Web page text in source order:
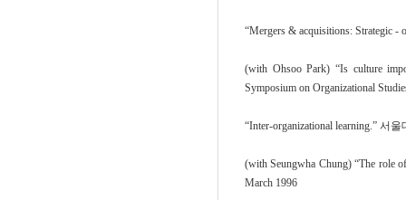
“Mergers & acquisitions: Strategic
(with Ohsoo Park) “Is culture
Symposium on Organizational
“Inter-organizational learning.” 서
(with Seungwha Chung) “The role
March 1996